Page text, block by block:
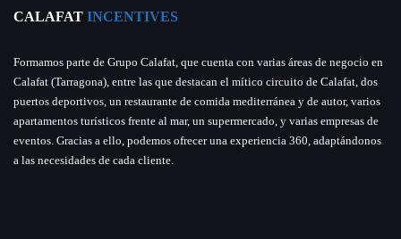
CALAFAT INCENTIVES
Formamos parte de Grupo Calafat, que cuenta con varias áreas de negocio en
Calafat (Tarragona), entre las que destacan el mítico circuito de Calafat, dos
puertos deportivos, un restaurante de comida mediterránea y de autor, varios
apartamentos turísticos frente al mar, un supermercado, y varias empresas de
eventos. Gracias a ello, podemos ofrecer una experiencia 360, adaptándonos
a las necesidades de cada cliente.